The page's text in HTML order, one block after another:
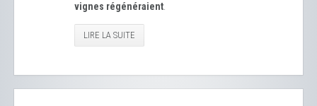
vignes régénéraient
LIRE LA SUITE